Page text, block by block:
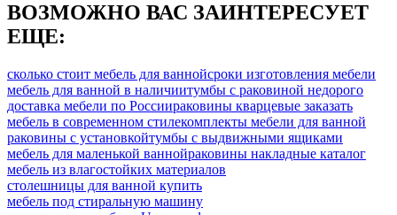
ВОЗМОЖНО ВАС ЗАИНТЕРЕСУЕТ
ЕЩЕ:
сколько стоит мебель для ваннойсроки изготовления мебели
мебель для ванной в наличиитумбы с раковиной недорого
доставка мебели по Россиираковины кварцевые заказать
мебель в современном стилекомплекты мебели для ванной
раковины с установкойтумбы с выдвижными ящиками
мебель для маленькой ваннойраковины накладные каталог
мебель из влагостойких материалов
столешницы для ванной купить
мебель под стиральную машину